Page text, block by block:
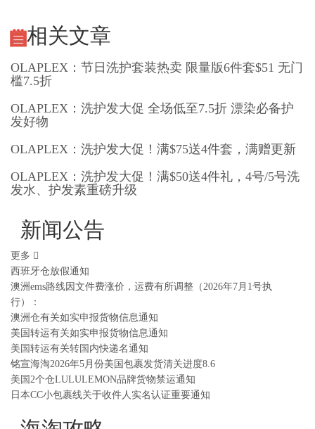
相关文章
OLAPLEX：节日洗护套装热卖 限量版6件套$51 无门
槛7.5折
OLAPLEX：洗护发大促 全场低至7.5折 漂染必备护
发好物
OLAPLEX：洗护发大促！满$75送4件套，满赠更新
OLAPLEX：洗护发大促！满$50送4件礼，4号/5号洗
发水、护发素重磅升级
新闻公告
更多
西班牙仓放假通知
澳洲ems路线因文件费涨价，运费有所调整（2026年7月1号执
行）：
澳洲仓有关如实申报货物信息通知
美国转运有关如实申报货物信息通知
美国转运有关转国内快递名通知
铭宣海淘2026年5月份美国包裹发货清关进度8.6
美国2个仓LULULEMON品牌货物禁运通知
日本CC小包裹线关于收件人实名认证重要通知